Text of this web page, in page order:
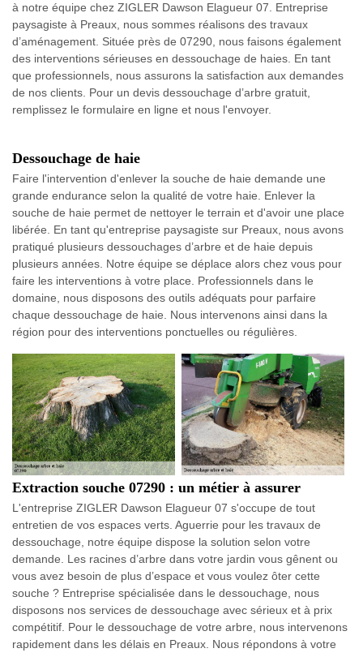
à notre équipe chez ZIGLER Dawson Elagueur 07. Entreprise
paysagiste à Preaux, nous sommes réalisons des travaux
d’aménagement. Située près de 07290, nous faisons également
des interventions sérieuses en dessouchage de haies. En tant
que professionnels, nous assurons la satisfaction aux demandes
de nos clients. Pour un devis dessouchage d’arbre gratuit,
remplissez le formulaire en ligne et nous l'envoyer.
Dessouchage de haie
Faire l'intervention d'enlever la souche de haie demande une
grande endurance selon la qualité de votre haie. Enlever la
souche de haie permet de nettoyer le terrain et d'avoir une place
libérée. En tant qu'entreprise paysagiste sur Preaux, nous avons
pratiqué plusieurs dessouchages d’arbre et de haie depuis
plusieurs années. Notre équipe se déplace alors chez vous pour
faire les interventions à votre place. Professionnels dans le
domaine, nous disposons des outils adéquats pour parfaire
chaque dessouchage de haie. Nous intervenons ainsi dans la
région pour des interventions ponctuelles ou régulières.
Extraction souche 07290 : un métier à assurer
L'entreprise ZIGLER Dawson Elagueur 07 s'occupe de tout
entretien de vos espaces verts. Aguerrie pour les travaux de
dessouchage, notre équipe dispose la solution selon votre
demande. Les racines d’arbre dans votre jardin vous gênent ou
vous avez besoin de plus d’espace et vous voulez ôter cette
souche ? Entreprise spécialisée dans le dessouchage, nous
disposons nos services de dessouchage avec sérieux et à prix
compétitif. Pour le dessouchage de votre arbre, nous intervenons
rapidement dans les délais en Preaux. Nous répondons à votre